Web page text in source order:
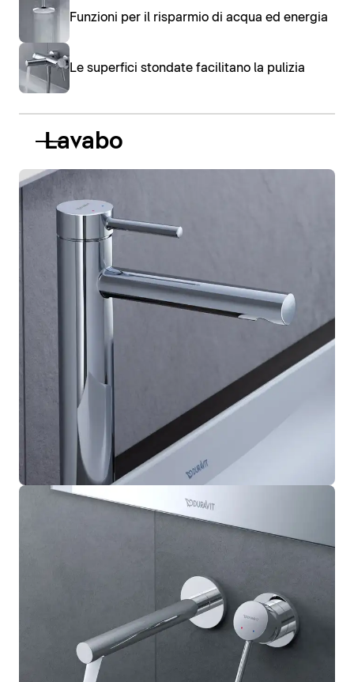
Funzioni per il risparmio di acqua ed energia
Le superfici stondate facilitano la pulizia
Lavabo